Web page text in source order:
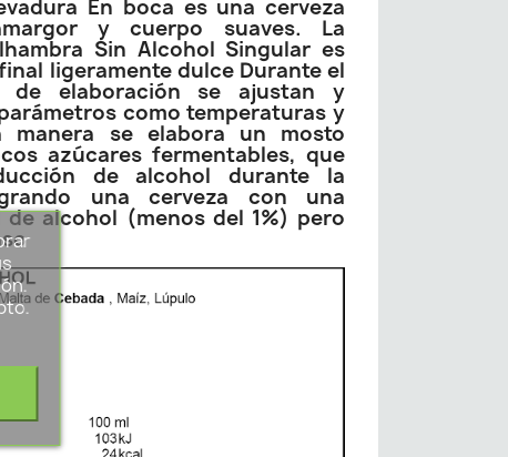
En boca es una cerveza
y cuerpo suaves. La
Sin Alcohol Singular es
ligeramente dulce Durante el
de elaboración se ajustan y
como temperaturas y
manera se elabora un mosto
azúcares fermentables, que
de alcohol durante la
una cerveza con una
alcohol (menos del 1%) pero